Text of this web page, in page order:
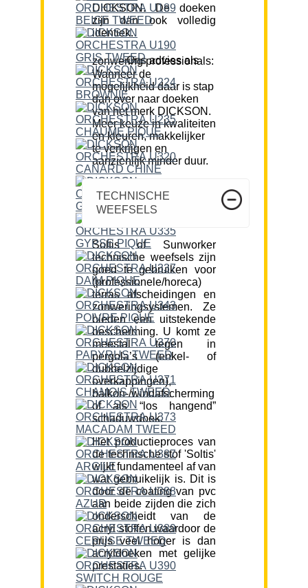
DICKSON. De doeken
zijn dan ook volledig
identiek.
Ons advies als zonwering professionals:
Wanneer de
mogelijkheid daar is stap
dan over naar doeken
van het merk DICKSON.
Meer keuze in kwaliteiten
en kleuren, makkelijker
te verkrijgen en
aanzienlijk minder duur.
TECHNISCHE
WEEFSELS
Soltis of Sunworker
technische weefsels zijn
goed te gebruiken voor
(professionele/horeca)
terras afscheidingen en
zonweringsystemen. Ze
bieden een uitstekende
bescherming. U komt ze
meestal tegen in
pergola’s (enkel- of
dubbelzijdige
overkappingen),
balkon-/windafscherming
of als “los hangend”
schaduwdoek.
Het productieproces van
de technische stof 'Soltis'
wijkt fundamenteel af van
wat gebruikelijk is. Dit is
door de coating van pvc
aan beide zijden die zich
onderscheidt van de
acryl stoffen waardoor de
prijs veel hoger is dan
acryldoeken met gelijke
prestaties.